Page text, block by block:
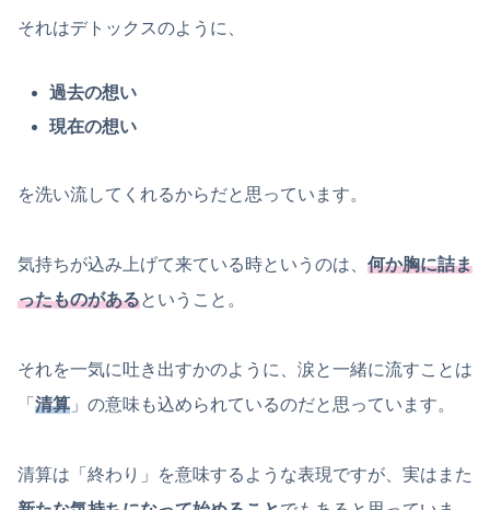
それはデトックスのように、
過去の想い
現在の想い
を洗い流してくれるからだと思っています。
気持ちが込み上げて来ている時というのは、 何か胸に詰ま
ったものがあるということ。
それを一気に吐き出すかのように、涙と一緒に流すことは
「 清算 」の意味も込められているのだと思っています。
清算は「終わり」を意味するような表現ですが、実はまた